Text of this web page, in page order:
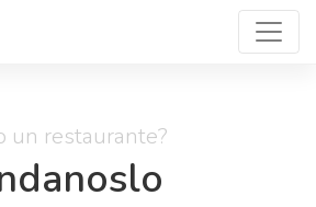
un restaurante?